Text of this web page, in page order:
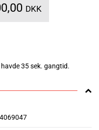
DKK
35 sek. gangtid.